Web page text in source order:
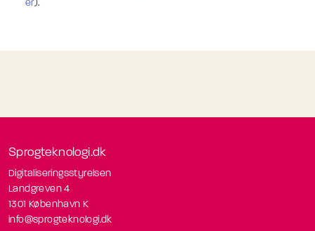
er).
Sprogteknologi.dk
Digitaliseringsstyrelsen
Landgreven 4
1301 København K
info@sprogteknologi.dk